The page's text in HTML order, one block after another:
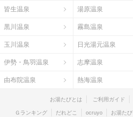
皆生温泉 湯原温泉
黒川温泉 霧島温泉
玉川温泉 日光湯元温泉
伊勢・鳥羽温泉 志摩温泉
由布院温泉 熱海温泉
お湯たびとは ご利用ガイド
Ｇランキング だれどこ ocruyo お湯たび